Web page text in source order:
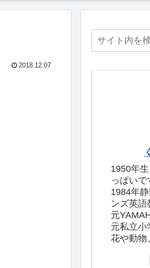
2018.12.07
1950年
っぱいで
1984年
ンズ英語
元
元私立小
花や動物